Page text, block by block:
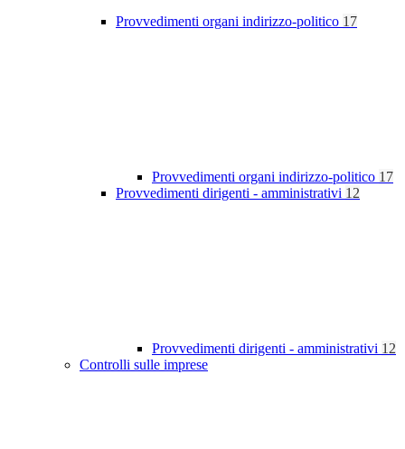
Provvedimenti organi indirizzo-politico 17
Provvedimenti organi indirizzo-politico 17
Provvedimenti dirigenti - amministrativi 12
Provvedimenti dirigenti - amministrativi 12
Controlli sulle imprese